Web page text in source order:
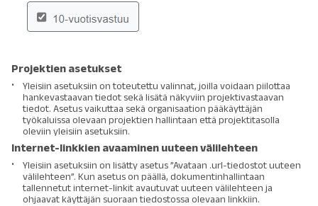
Projektien asetukset
Yleisiin asetuksiin on toteutettu valinnat, joilla voidaan piilottaa
hankevastaavan tiedot sekä lisätä näkyviin projektivastaavan
tiedot. Asetus vaikuttaa sekä organisaation pääkäyttäjän
työkaluissa olevaan projektien hallintaan että projektitasolla
oleviin yleisiin asetuksiin.
Internet-linkkien avaaminen uuteen välilehteen
Yleisiin asetuksiin on lisätty asetus ”Avataan .url-tiedostot uuteen
välilehteen”. Kun asetus on päällä, dokumentinhallintaan
tallennetut internet-linkit avautuvat uuteen välilehteen ja
ohjaavat käyttäjän suoraan tiedostossa olevaan linkkiin.